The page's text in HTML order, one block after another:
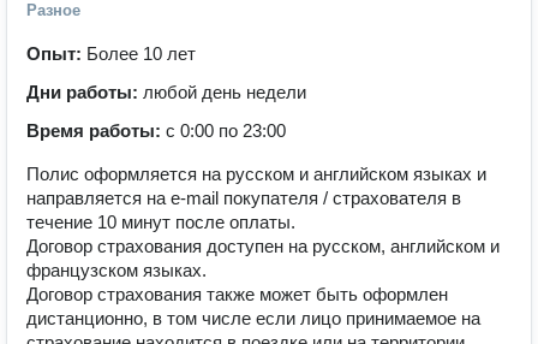
Разное
Опыт: Более 10 лет
Дни работы: любой день недели
Время работы: с 0:00 по 23:00
Полис оформляется на русском и английском языках и
направляется на e-mail покупателя / страхователя в
течение 10 минут после оплаты.
Договор страхования доступен на русском, английском и
французском языках.
Договор страхования также может быть оформлен
дистанционно, в том числе если лицо принимаемое на